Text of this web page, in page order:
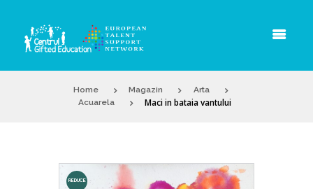
Home Magazin
Arta
Acuarela
Maci in bataia vantului
REDUCE